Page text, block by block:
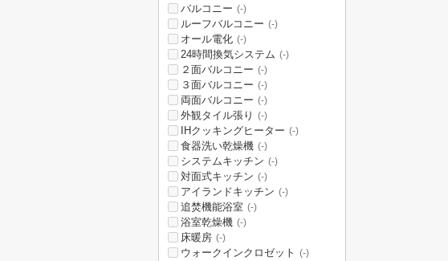
バルコニー (-)
ルーフバルコニー (-)
オール電化 (-)
24時間換気システム (-)
２面バルコニー (-)
３面バルコニー (-)
両面バルコニー (-)
外観タイル張り (-)
IHクッキングヒーター (-)
食器洗い乾燥機 (-)
システムキッチン (-)
対面式キッチン (-)
アイランドキッチン (-)
追焚機能浴室 (-)
浴室乾燥機 (-)
床暖房 (-)
ウォークインクロゼット (-)